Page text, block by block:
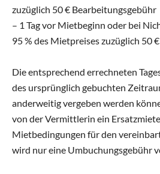
zuzüglich 50 € Bearbeitungsgebühr
– 1 Tag vor Mietbeginn oder bei
95 % des Mietpreises zuzüglich 50
Die entsprechend errechneten
des ursprünglich gebuchten
anderweitig vergeben werden
von der Vermittlerin ein
Mietbedingungen für den
wird nur eine Umbuchungsgebühr